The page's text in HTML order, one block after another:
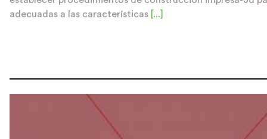
adecuadas a las características [...]